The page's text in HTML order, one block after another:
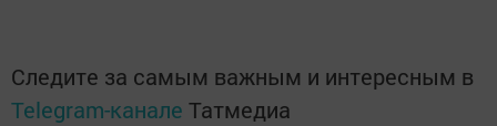
Следите за самым важным и интересным в
Telegram-канале Татмедиа